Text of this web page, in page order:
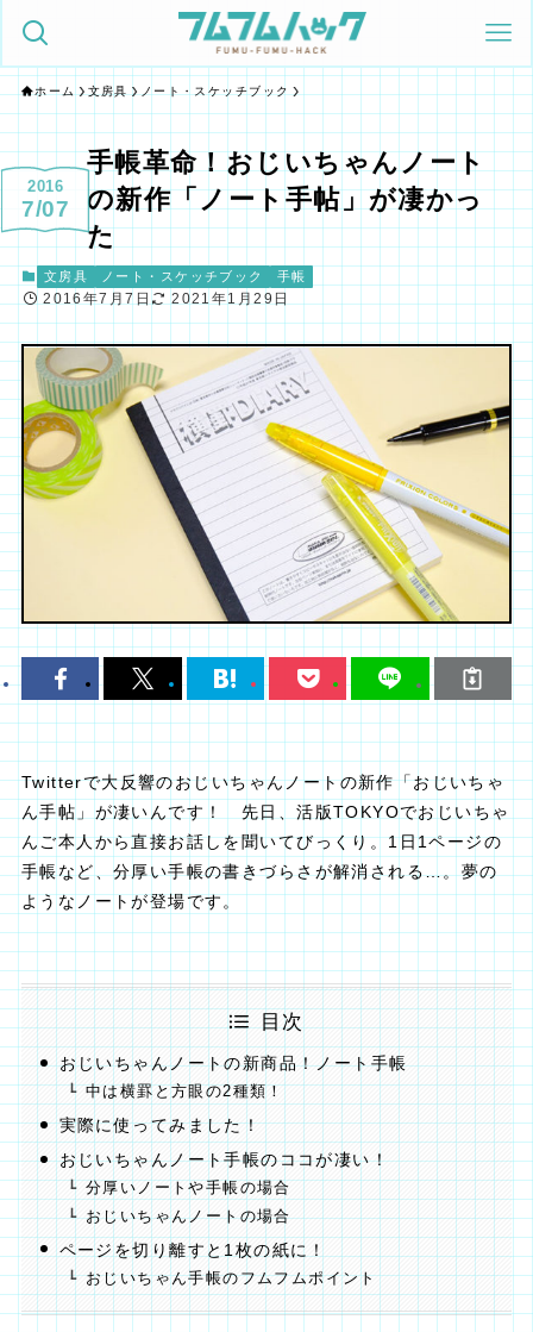
ホーム 文房具 ノート・スケッチブック
手帳革命！おじいちゃんノート
の新作「ノート手帖」が凄かっ
た
2016
7/07
文房具 ノート・スケッチブック 手帳
2016年7月7日 2021年1月29日
Twitterで大反響のおじいちゃんノートの新作「おじいちゃ
ん手帖」が凄いんです！ 先日、活版TOKYOでおじいちゃ
んご本人から直接お話しを聞いてびっくり。1日1ページの
手帳など、分厚い手帳の書きづらさが解消される…。夢の
ようなノートが登場です。
目次
おじいちゃんノートの新商品！ノート手帳
中は横罫と方眼の2種類！
実際に使ってみました！
おじいちゃんノート手帳のココが凄い！
分厚いノートや手帳の場合
おじいちゃんノートの場合
ページを切り離すと1枚の紙に！
おじいちゃん手帳のフムフムポイント